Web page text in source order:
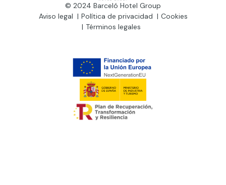
© 2024 Barceló Hotel Group
Aviso legal
Política de privacidad
Cookies
Términos legales